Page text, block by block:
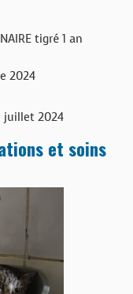
tigré 1 an
2024
juillet 2024
et soins